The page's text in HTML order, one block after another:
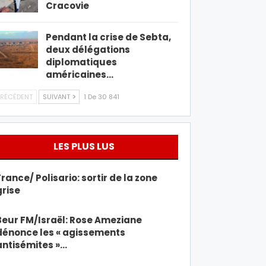
Cracovie
Pendant la crise de Sebta,
deux délégations
diplomatiques
américaines…
SUIVANT 1 De 30 841
LES PLUS LUS
Polisario: sortir de la zone
FM/Israël: Rose Ameziane
les « agissements
»…